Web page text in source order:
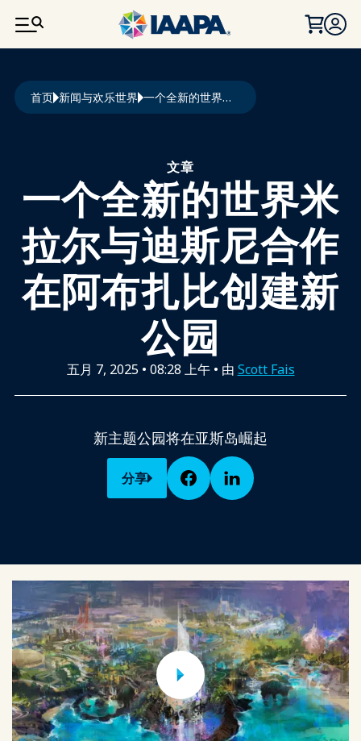
跳转到主要内容
面包屑
首页 新闻与欢乐世界 一个全新的世界米拉尔与迪斯尼合作在阿布扎比创建新公园
文章
一个全新的世界米
拉尔与迪斯尼合作
在阿布扎比创建新
公园
五月 7, 2025• 08:28 上午• 由 Scott Fais
新主题公园将在亚斯岛崛起
分享